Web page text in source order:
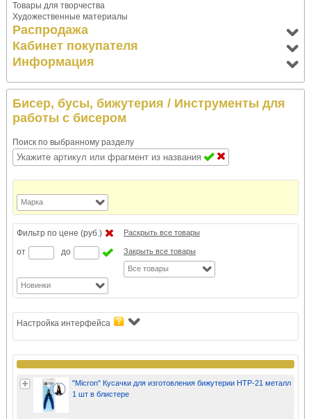
Товары для творчества
Художественные материалы
Распродажа
Кабинет покупателя
Информация
Бисер, бусы, бижутерия / Инструменты для
работы с бисером
Поиск по выбранному разделу
Марка
Фильтр по цене (руб.)
от
до
Раскрыть все товары
Закрыть все товары
Все товары
Новинки
Настройка интерфейса
"Micron" Кусачки для изготовления бижутерии HTP-21 металл
1 шт в блистере